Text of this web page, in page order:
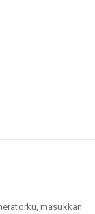
masukkan